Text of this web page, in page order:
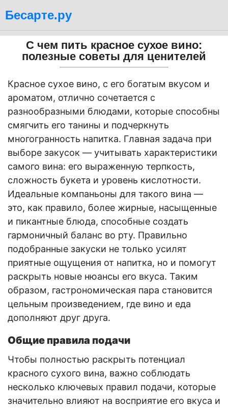
Бесарте.ру
С чем пить красное сухое вино:
полезные советы для ценителей
Красное сухое вино, с его богатым вкусом и
ароматом, отлично сочетается с
разнообразными блюдами, которые способны
смягчить его танины и подчеркнуть
многогранность напитка. Главная задача при
выборе закусок — учитывать характеристики
самого вина: его выраженную терпкость,
сложность букета и уровень кислотности.
Идеальные компаньоны для такого вина —
это, как правило, более жирные, насыщенные
и пикантные блюда, способные создать
гармоничный баланс во рту. Правильно
подобранные закуски не только усилят
приятные ощущения от напитка, но и помогут
раскрыть новые нюансы его вкуса. Таким
образом, гастрономическая пара становится
цельным произведением, где вино и еда
дополняют друг друга.
Общие правила подачи
Чтобы полностью раскрыть потенциал
красного сухого вина, важно соблюдать
несколько ключевых правил подачи, которые
значительно влияют на восприятие его вкуса и